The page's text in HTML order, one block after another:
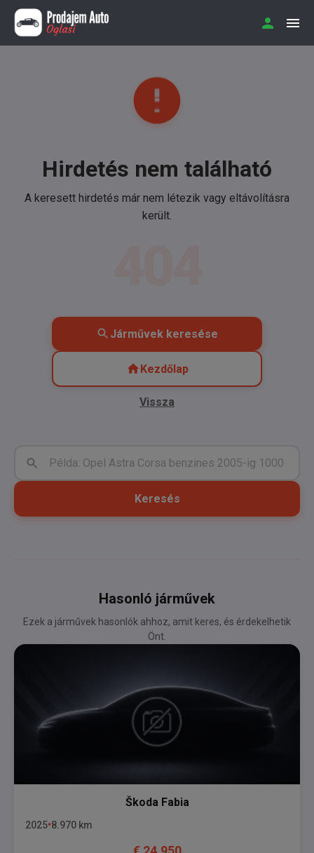
Hirdetés nem található
A keresett hirdetés már nem létezik vagy eltávolításra
került.
Járművek keresése
Kezdőlap
Vissza
Keresés
Hasonló járművek
Ezek a járművek hasonlók ahhoz, amit keres, és érdekelhetik
Önt.
Škoda Fabia
2025 8.970 km